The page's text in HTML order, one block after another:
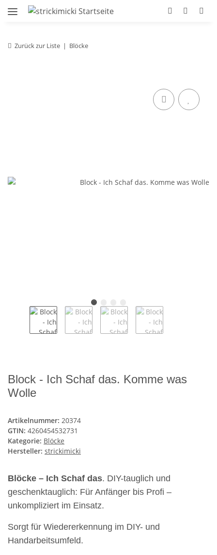
Zurück zur Liste Blöcke
Block - Ich Schaf das. Komme was
Wolle
Artikelnummer: 20374
GTIN: 4260454532731
Kategorie: Blöcke
Hersteller: strickimicki
Blöcke – Ich Schaf das. DIY-tauglich und
geschenktauglich: Für Anfänger bis Profi –
unkompliziert im Einsatz.
Sorgt für Wiedererkennung im DIY- und
Handarbeitsumfeld.